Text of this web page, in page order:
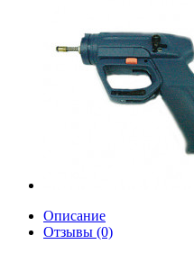
Описание
Отзывы (0)